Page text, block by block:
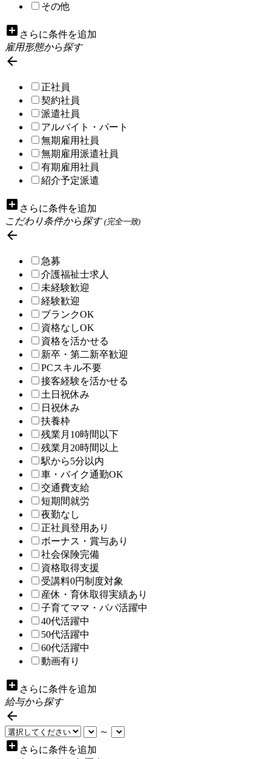
その他
add_box さらに条件を追加
雇用形態から探す

正社員
契約社員
派遣社員
アルバイト・パート
無期雇用社員
無期雇用派遣社員
有期雇用社員
紹介予定派遣
add_box さらに条件を追加
こだわり条件から探す(完全一致)

急募
介護福祉士求人
未経験歓迎
経験歓迎
ブランクOK
資格なしOK
資格を活かせる
新卒・第二新卒歓迎
PCスキル不要
接客経験を活かせる
土日祝休み
日祝休み
扶養枠
残業月10時間以下
残業月20時間以上
駅から5分以内
車・バイク通勤OK
交通費支給
短期間就労
夜勤なし
正社員登用あり
ボーナス・賞与あり
社会保険完備
資格取得支援
受講料0円制度対象
産休・育休取得実績あり
子育てママ・パパ活躍中
40代活躍中
50代活躍中
60代活躍中
動画有り
add_box さらに条件を追加
給与から探す

～
add_box さらに条件を追加